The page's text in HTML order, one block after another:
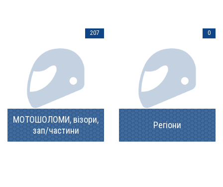
МОТОШОЛОМИ, візори,
зап/частини
207
Регіони
0